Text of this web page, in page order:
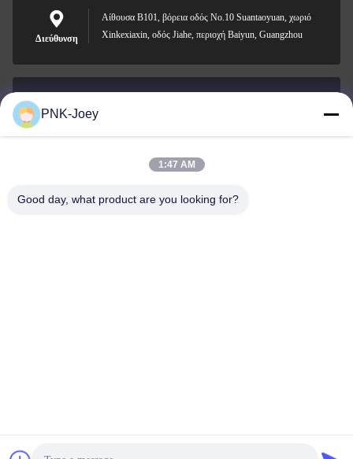
Διεύθυνση
Αίθουσα B101, βόρεια οδός No.10 Suantaoyuan, χωριό
Xinkexiaxin, οδός Jiahe, περιοχή Baiyun, Guangzhou
Ηλεκτρονικό
008613580404923
PNK-Joey
1:47 AM
Good day, what product are you looking for?